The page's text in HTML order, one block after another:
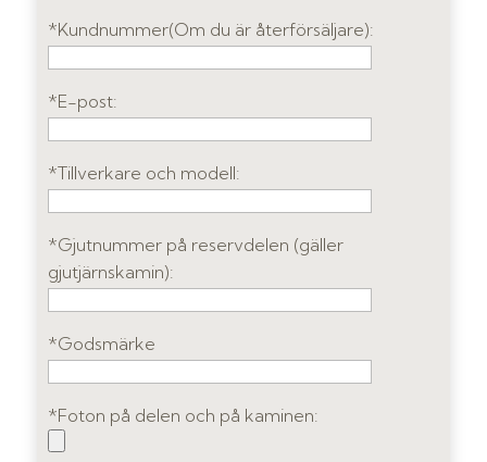
*Kundnummer(Om du är återförsäljare):
*E-post:
*Tillverkare och modell:
*Gjutnummer på reservdelen (gäller
gjutjärnskamin):
*Godsmärke
*Foton på delen och på kaminen: